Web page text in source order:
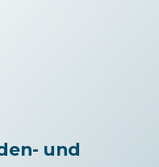
und